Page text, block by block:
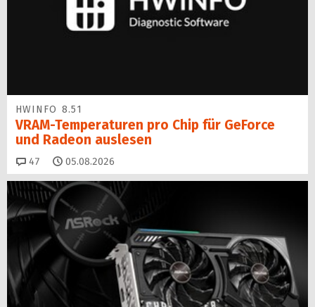
HWINFO 8.51
VRAM-Temperaturen pro Chip für GeForce
und Radeon auslesen
47 Kommentare
05.08.2026